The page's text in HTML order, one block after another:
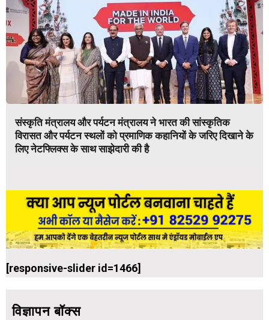
संस्कृति मंत्रालय और पर्यटन मंत्रालय ने भारत की सांस्कृतिक
विरासत और पर्यटन स्थलों को प्रमाणिक कहानियों के जरिए दिखाने के
लिए नेटफ्लिक्स के साथ साझेदारी की है
[responsive-slider id=1466]
विज्ञापन बॉक्स